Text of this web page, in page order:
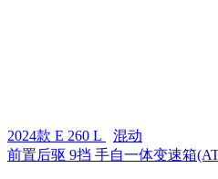
2024款 E 260 L
混动
前置后驱 9挡 手自一体变速箱